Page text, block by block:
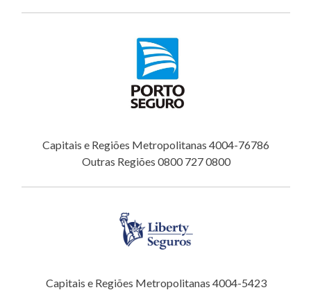
Capitais e Regiões Metropolitanas 4004-76786
Outras Regiões 0800 727 0800
Capitais e Regiões Metropolitanas 4004-5423